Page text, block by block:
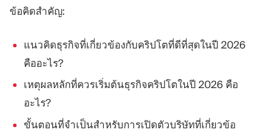
ข้อคิดสำคัญ:
แนวคิดธุรกิจที่เกี่ยวข้องกับคริปโตที่ดีที่สุดในปี 2026
คืออะไร?
เหตุผลหลักที่ควรเริ่มต้นธุรกิจคริปโตในปี 2026 คือ
อะไร?
ขั้นตอนที่จำเป็นสำหรับการเปิดตัวบริษัทที่เกี่ยวข้อ